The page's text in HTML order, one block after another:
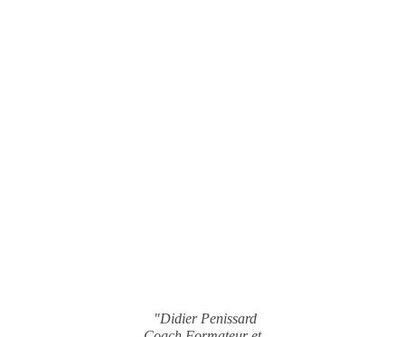
"Didier Penissard